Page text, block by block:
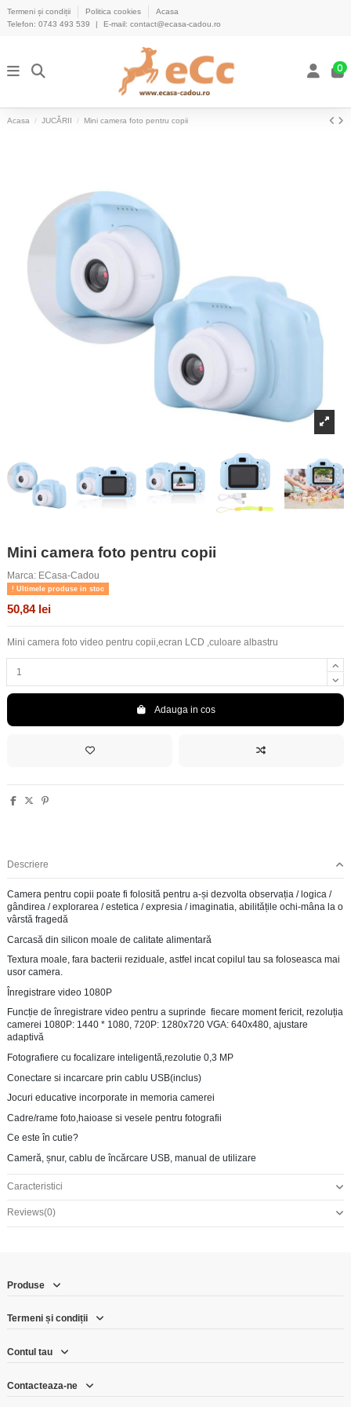
Termeni și condiții Politica cookies
Acasa
Telefon: 0743 493 539 | E-mail: contact@ecasa-cadou.ro
0
Acasa JUCĂRII Mini camera foto pentru copii
Mini camera foto pentru copii
Marca: ECasa-Cadou
Ultimele produse in stoc
50,84 lei
Mini camera foto video pentru copii,ecran LCD ,culoare albastru
Adauga in cos
Descriere
Camera pentru copii poate fi folosită pentru a-și dezvolta observația / logica /
gândirea / explorarea / estetica / expresia / imaginatia, abilitățile ochi-mâna la o
vârstă fragedă
Carcasă din silicon moale de calitate alimentară
Textura moale, fara bacterii reziduale, astfel incat copilul tau sa foloseasca mai
usor camera.
Înregistrare video 1080P
Funcție de înregistrare video pentru a suprinde fiecare moment fericit, rezoluția
camerei 1080P: 1440 * 1080, 720P: 1280x720 VGA: 640x480, ajustare
adaptivă
Fotografiere cu focalizare inteligentă,rezolutie 0,3 MP
Conectare si incarcare prin cablu USB(inclus)
Jocuri educative incorporate in memoria camerei
Cadre/rame foto,haioase si vesele pentru fotografii
Ce este în cutie?
Cameră, șnur, cablu de încărcare USB, manual de utilizare
Caracteristici
Reviews(0)
Produse
Termeni și condiții
Contul tau
Contacteaza-ne